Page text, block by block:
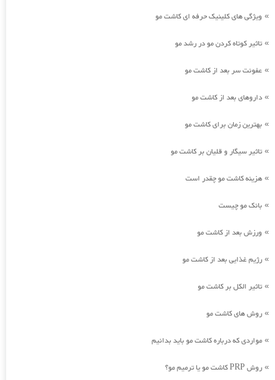
» ویژگی های کلینیک حرفه ای کاشت مو
» تاثیر کوتاه کردن مو در رشد مو
» عفونت سر بعد از کاشت مو
» داروهای بعد از کاشت مو
» بهترین زمان برای کاشت مو
» تاثیر سیگار و قلیان بر کاشت مو
» هزینه کاشت مو چقدر است
» بانک مو چیست
» ورزش بعد از کاشت مو
» رژیم غذایی بعد از کاشت مو
» تاثیر الکل بر کاشت مو
» روش های کاشت مو
» مواردی که درباره کاشت مو باید بدانیم
» روش PRP کاشت مو یا ترمیم مو؟